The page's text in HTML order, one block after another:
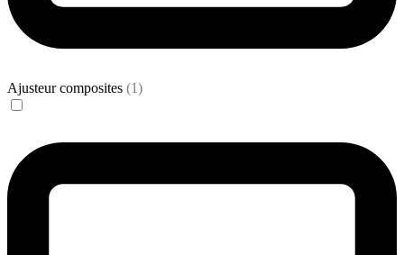
Ajusteur composites (1)